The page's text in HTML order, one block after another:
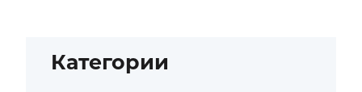
Категории